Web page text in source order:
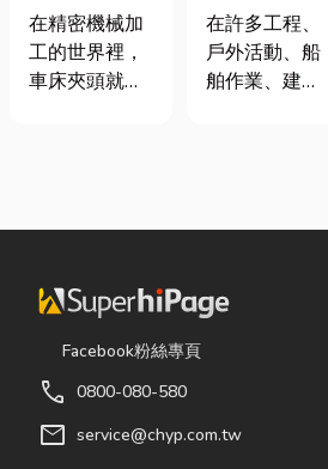
類、規格挑選
與台灣採購推
薦完整指南
在精密機械加
工的世界裡，
車床夾頭就像
的工件。然
到少量多樣、
異形材或精密
棒材的訂單
往往需要耗費
大量時間拆裝
從繩索到安全
網的全方位防
護應用指南
在許多工程、
戶外活動、船
舶作業、建築
網」其實都是
備。很多人以
域中，繩索不
Facebook粉絲專頁
call 0800-080-580
mail service@chyp.com.tw